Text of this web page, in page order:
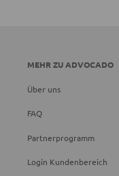
MEHR ZU ADVOCADO
Über uns
FAQ
Partnerprogramm
Login Kundenbereich